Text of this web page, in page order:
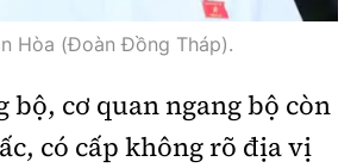
Hòa (Đoàn Đồng Tháp).
bộ, cơ quan ngang bộ còn
có cấp không rõ địa vị